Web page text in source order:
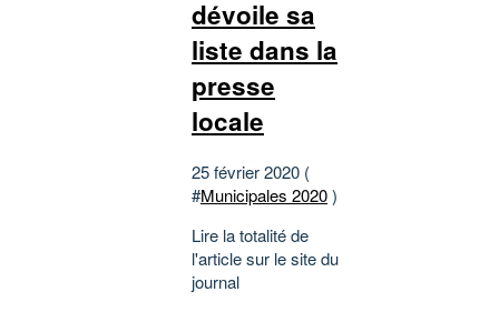
dévoile sa
liste dans la
presse
locale
25 février 2020 (
#Municipales 2020)
Lire la totalité de
l'article sur le site du
journal